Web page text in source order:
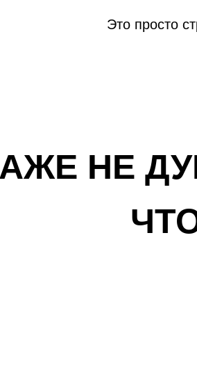
Это просто
НЕ